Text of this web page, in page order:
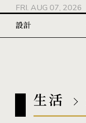
FRI. AUG 07, 2026
設計
生活